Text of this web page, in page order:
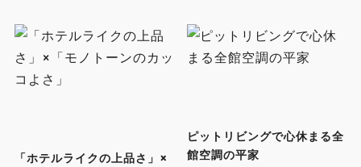
「ホテルライクの上品さ」×
ピットリビングで心休まる全
館空調の平家